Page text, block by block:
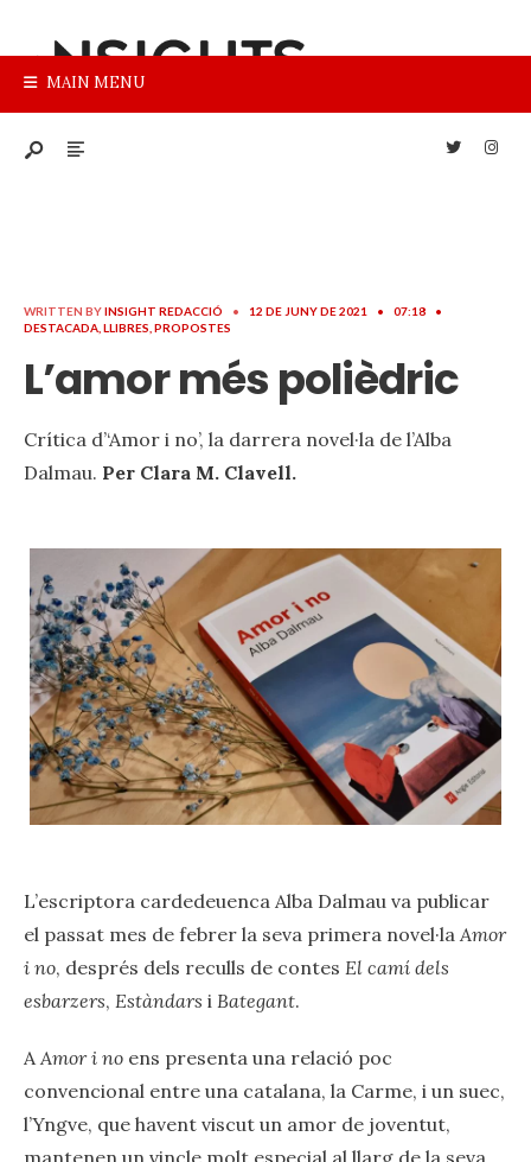
MAIN MENU
WRITTEN BYINSIGHT REDACCIÓ • 12 DE JUNY DE 2021 • 07:18
•
DESTACADA LLIBRES PROPOSTES
L’amor més polièdric
Crítica d’‘Amor i no’, la darrera novel·la de l’Alba
Dalmau. Per Clara M. Clavell.
L’escriptora cardedeuenca Alba Dalmau va publicar
el passat mes de febrer la seva primera novel·la Amor
i no, després dels reculls de contes El camí dels
esbarzers, Estàndars i Bategant.
AAmor i no ens presenta una relació poc
convencional entre una catalana, la Carme, i un suec,
l’Yngve, que havent viscut un amor de joventut,